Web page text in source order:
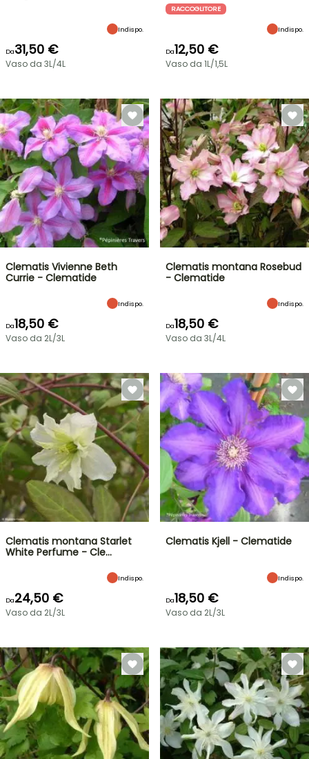
Indispo.
Da31,50 €
Vaso da 3L/4L
RACCOGLITORE
Indispo.
Da12,50 €
Vaso da 1L/1,5L
Clematis Vivienne Beth
Currie - Clematide
Indispo.
Da18,50 €
Vaso da 2L/3L
Clematis montana Rosebud
- Clematide
Indispo.
Da18,50 €
Vaso da 3L/4L
Clematis montana Starlet
White Perfume - Cle…
Indispo.
Da24,50 €
Vaso da 2L/3L
Clematis Kjell - Clematide
Indispo.
Da18,50 €
Vaso da 2L/3L